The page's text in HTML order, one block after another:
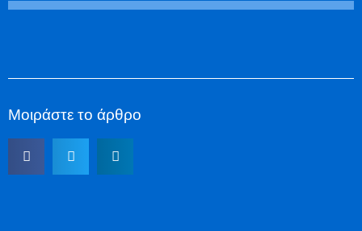
Μοιράστε το άρθρο